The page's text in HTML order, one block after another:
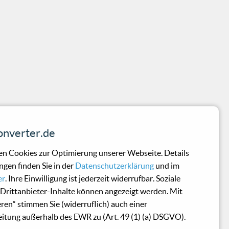
Cookies zur Optimierung unserer Webseite. Details
finden Sie in der Datenschutzerklärung und im
. Ihre Einwilligung ist jederzeit widerrufbar. Soziale
Inhalte können angezeigt werden. Mit
stimmen Sie (widerruflich) auch einer
außerhalb des EWR zu (Art. 49 (1) (a) DSGVO).